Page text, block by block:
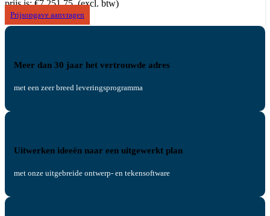
prijs is: €7.251,75. (excl. btw)
Prijsopgave aanvragen
Meer dan 30 jaar het vertrouwde adres
met een zeer breed leveringsprogramma
Uitwerken ideeën naar een uitgewerkt plan
met onze uitgebreide ontwerp- en tekensoftware